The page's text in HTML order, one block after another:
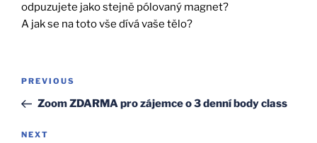
odpuzujete jako stejně pólovaný magnet?
A jak se na toto vše dívá vaše tělo?
Post
Previous
Post
PREVIOUS
Zoom ZDARMA pro zájemce o 3 denní body class
Next
NEXT